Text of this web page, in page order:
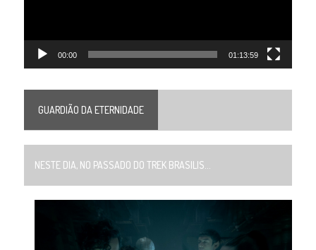
00:00 01:13:59
GUARDIÃO DA ETERNIDADE
NESTE DIA, NO PASSADO DO TREK BRASILIS...